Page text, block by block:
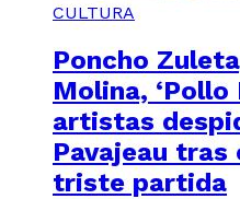
CULTURA
Poncho
Molina, ‘Pollo
artistas
Pavajeau tras
triste partida